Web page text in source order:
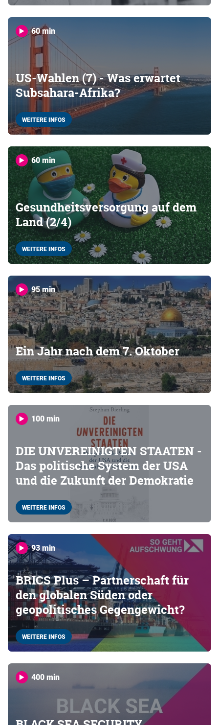
60 min
US-Wahlen (7) - Was erwartet
Subsahara-Afrika?
WEITERE INFOS
60 min
Gesundheitsversorgung auf dem
Land (2/4)
WEITERE INFOS
95 min
Ein Jahr nach dem 7. Oktober
WEITERE INFOS
100 min
DIE UNVEREINIGTEN STAATEN -
Das politische System der USA
und die Zukunft der Demokratie
WEITERE INFOS
93 min
BRICS Plus – Partnerschaft für
den globalen Süden oder
geopolitisches Gegengewicht?
WEITERE INFOS
400 min